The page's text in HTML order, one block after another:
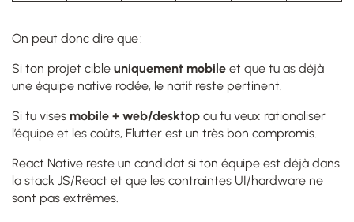
On peut donc dire que :
Si ton projet cible uniquement mobile et que tu as déjà
une équipe native rodée, le natif reste pertinent.
Si tu vises mobile + web/desktop ou tu veux rationaliser
l’équipe et les coûts, Flutter est un très bon compromis.
React Native reste un candidat si ton équipe est déjà dans
la stack JS/React et que les contraintes UI/hardware ne
sont pas extrêmes.